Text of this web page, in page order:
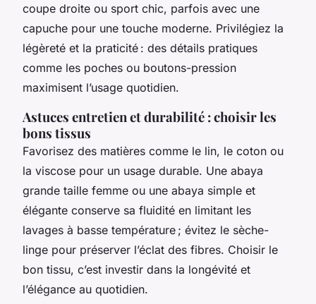
coupe droite ou sport chic, parfois avec une
capuche pour une touche moderne. Privilégiez la
légèreté et la praticité : des détails pratiques
comme les poches ou boutons-pression
maximisent l’usage quotidien.
Astuces entretien et durabilité : choisir les
bons tissus
Favorisez des matières comme le lin, le coton ou
la viscose pour un usage durable. Une abaya
grande taille femme ou une abaya simple et
élégante conserve sa fluidité en limitant les
lavages à basse température ; évitez le sèche-
linge pour préserver l’éclat des fibres. Choisir le
bon tissu, c’est investir dans la longévité et
l’élégance au quotidien.